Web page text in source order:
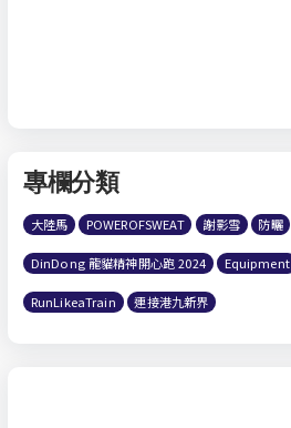
專欄分類
大陸馬 POWEROFSWEAT 謝影雪 防曬
DinDong 龍貓精神開心跑 2024 Equipment
RunLikeaTrain 連接港九新界